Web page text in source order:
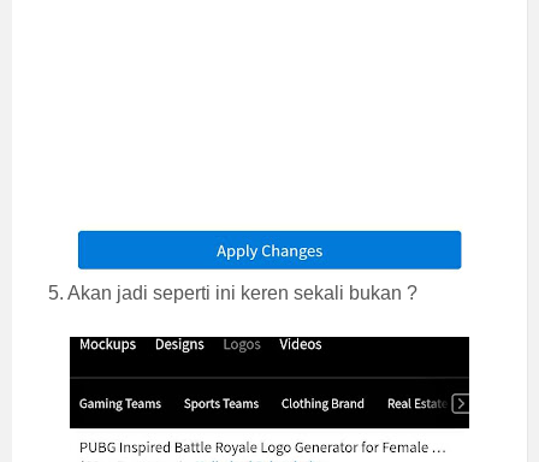
5. Akan jadi seperti ini keren sekali bukan ?